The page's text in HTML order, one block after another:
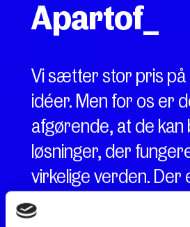
Apartof_
Vi sætter stor pris på
idéer. Men for os er
afgørende, at de kan
løsninger, der
virkelige verden. Der
idé og strategi til